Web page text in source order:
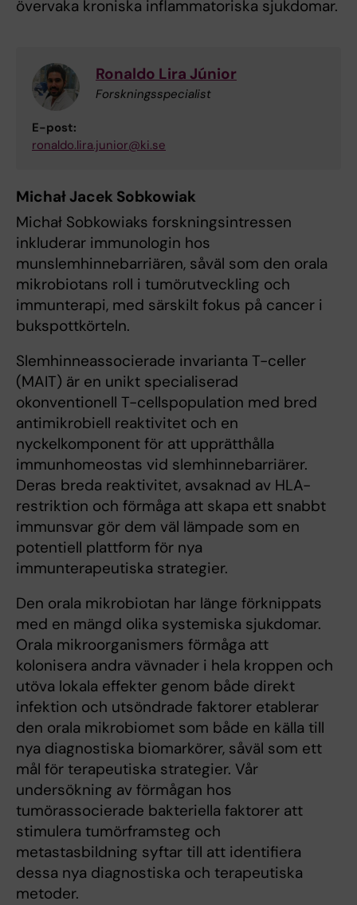
övervaka kroniska inflammatoriska sjukdomar.
Ronaldo Lira Júnior
Forskningsspecialist
E-post:
ronaldo.lira.junior@ki.se
Michał Jacek Sobkowiak
Michał Sobkowiaks forskningsintressen
inkluderar immunologin hos
munslemhinnebarriären, såväl som den orala
mikrobiotans roll i tumörutveckling och
immunterapi, med särskilt fokus på cancer i
bukspottkörteln.
Slemhinneassocierade invarianta T-celler
(MAIT) är en unikt specialiserad
okonventionell T-cellspopulation med bred
antimikrobiell reaktivitet och en
nyckelkomponent för att upprätthålla
immunhomeostas vid slemhinnebarriärer.
Deras breda reaktivitet, avsaknad av HLA-
restriktion och förmåga att skapa ett snabbt
immunsvar gör dem väl lämpade som en
potentiell plattform för nya
immunterapeutiska strategier.
Den orala mikrobiotan har länge förknippats
med en mängd olika systemiska sjukdomar.
Orala mikroorganismers förmåga att
kolonisera andra vävnader i hela kroppen och
utöva lokala effekter genom både direkt
infektion och utsöndrade faktorer etablerar
den orala mikrobiomet som både en källa till
nya diagnostiska biomarkörer, såväl som ett
mål för terapeutiska strategier. Vår
undersökning av förmågan hos
tumörassocierade bakteriella faktorer att
stimulera tumörframsteg och
metastasbildning syftar till att identifiera
dessa nya diagnostiska och terapeutiska
metoder.